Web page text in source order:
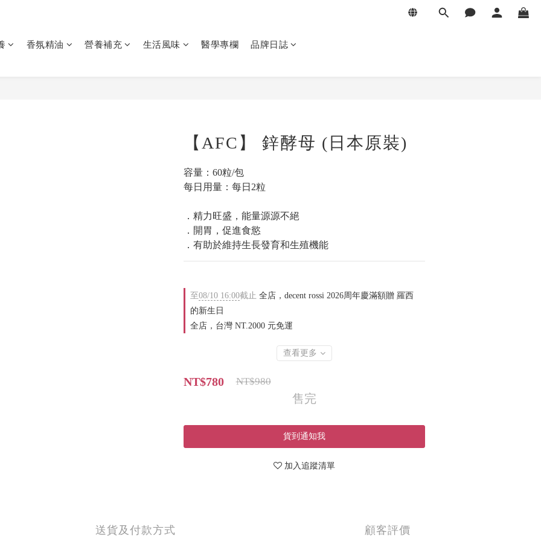
香氛精油 營養補充 生活風味 醫學專欄 品牌日誌
【AFC】 鋅酵母 (日本原裝)
容量：60粒/包
每日用量：每日2粒
．精力旺盛，能量源源不絕
．開胃，促進食慾
．有助於維持生長發育和生殖機能
至08/10 16:00截止 全店，decent rossi 2026周年慶滿額贈 羅西
的新生日
全店，台灣 NT.2000 元免運
查看更多
NT$780 NT$980
售完
貨到通知我
加入追蹤清單
送貨及付款方式 顧客評價